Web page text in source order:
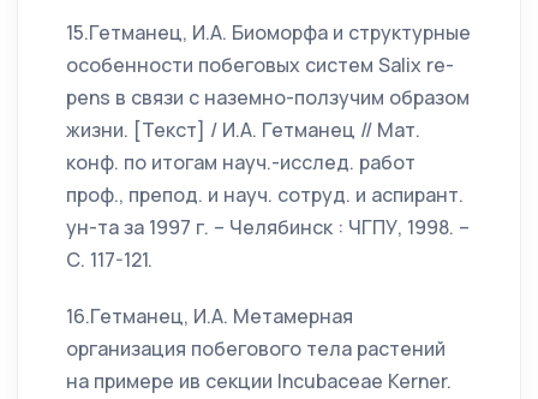
15.Гетманец, И.А. Биоморфа и структурные
особенности побеговых систем Salix re-
pens в связи с наземно-ползучим образом
жизни. [Текст] / И.А. Гетманец // Мат.
конф. по итогам науч.-исслед. работ
проф., препод. и науч. сотруд. и аспирант.
ун-та за 1997 г. – Челябинск : ЧГПУ, 1998. –
С. 117-121.
16.Гетманец, И.А. Метамерная
организация побегового тела растений
на примере ив секции Incubaceae Kerner.